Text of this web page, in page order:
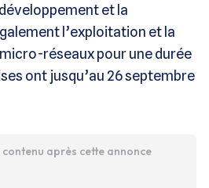
et la
l’exploitation et la
réseaux pour une durée
ont jusqu’au 26 septembre
après cette annonce